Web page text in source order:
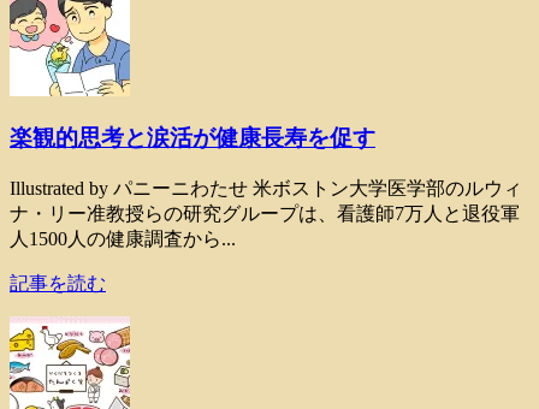
楽観的思考と涙活が健康長寿を促す
Illustrated by パニーニわたせ 米ボストン大学医学部のルウィ
ナ・リー准教授らの研究グループは、看護師7万人と退役軍
人1500人の健康調査から...
記事を読む